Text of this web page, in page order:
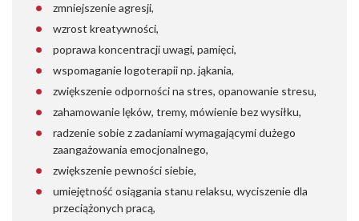
zmniejszenie agresji,
wzrost kreatywności,
poprawa koncentracji uwagi, pamięci,
wspomaganie logoterapii np. jąkania,
zwiększenie odporności na stres, opanowanie stresu,
zahamowanie lęków, tremy, mówienie bez wysiłku,
radzenie sobie z zadaniami wymagającymi dużego
zaangażowania emocjonalnego,
zwiększenie pewności siebie,
umiejętność osiągania stanu relaksu, wyciszenie dla
przeciążonych pracą,